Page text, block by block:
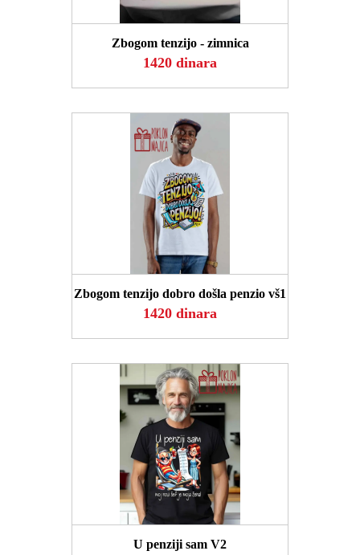
Zbogom tenzijo - zimnica
1420 dinara
POGLEDAJ
Zbogom tenzijo dobro došla penzio vš1
1420 dinara
POGLEDAJ
U penziji sam V2